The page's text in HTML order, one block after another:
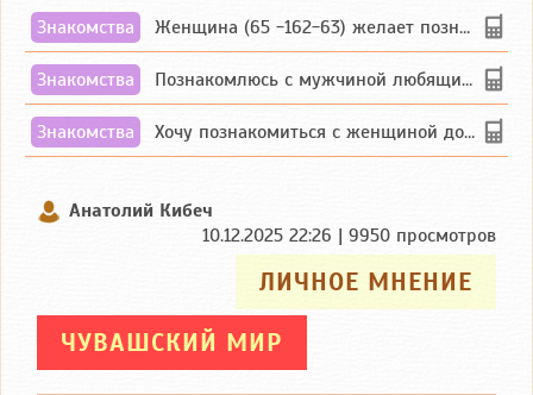
Знакомства Женщина (65 -162-63) желает познакомиться с одиноким, добродушным, без вредных ...
Знакомства Познакомлюсь с мужчиной любящим танцевать и петь на родном чувашском языке
Знакомства Хочу познакомиться с женщиной до 55 лет чувашской или русской национальности дл...
Анатолий Кибеч
10.12.2025 22:26 | 9950 просмотров
ЛИЧНОЕ МНЕНИЕ
ЧУВАШСКИЙ МИР